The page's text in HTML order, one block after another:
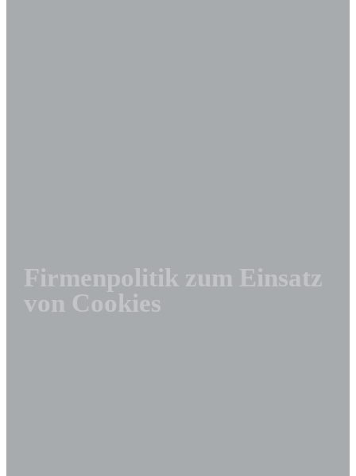
Firmenpolitik zum Einsatz
von Cookies